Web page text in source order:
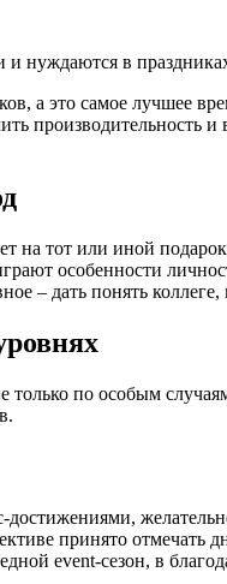
нуждаются в
а это самое лучшее
на тот или иной
особенности
– дать понять
только по особым
принято
event-сезон, в